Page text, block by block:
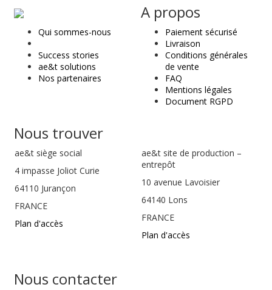
ae
&
t
Qui sommes-nous
Success stories
ae&t solutions
Nos partenaires
A propos
Paiement sécurisé
Livraison
Conditions générales
de vente
FAQ
Mentions légales
Document RGPD
Nous trouver
ae&t siège social
4 impasse Joliot Curie
64110 Jurançon
FRANCE
Plan d'accès
ae&t site de production –
entrepôt
10 avenue Lavoisier
64140 Lons
FRANCE
Plan d'accès
Nous contacter